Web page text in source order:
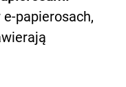
e-papierosach,